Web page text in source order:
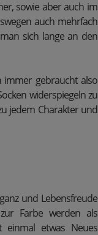
sowie aber auch im
auch mehrfach
sich lange an den
immer gebraucht also
widerspiegeln zu
jedem Charakter und
und Lebensfreude
Farbe werden als
einmal etwas Neues